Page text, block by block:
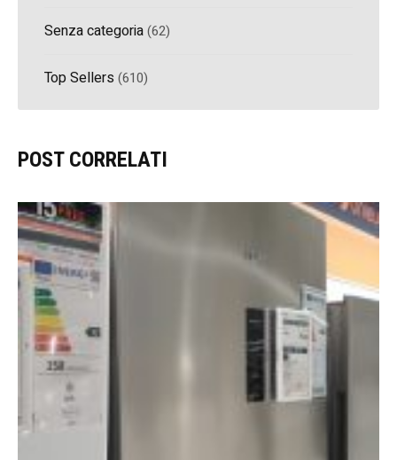
Senza categoria(62)
Top Sellers (610)
POST CORRELATI